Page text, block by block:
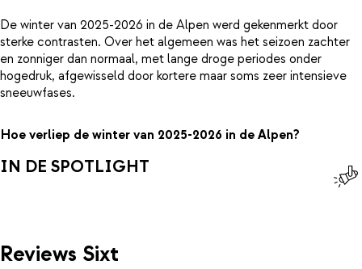
De winter van 2025-2026 in de Alpen werd gekenmerkt door
sterke contrasten. Over het algemeen was het seizoen zachter
en zonniger dan normaal, met lange droge periodes onder
hogedruk, afgewisseld door kortere maar soms zeer intensieve
sneeuwfases.
Hoe verliep de winter van 2025-2026 in de Alpen?
IN DE SPOTLIGHT
Reviews Sixt